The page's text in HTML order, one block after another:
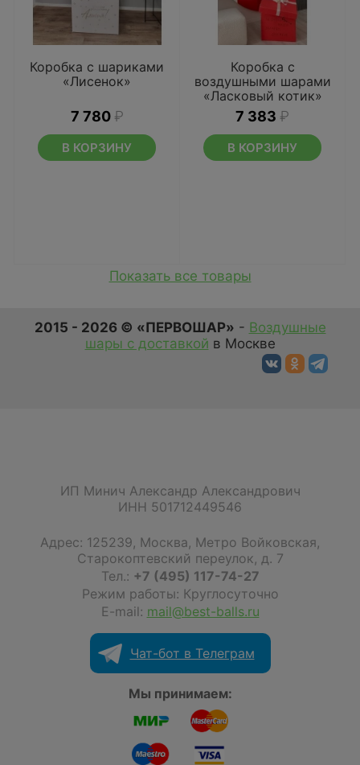
Коробка с шариками
«Лисенок»
7 780 ₽
В КОРЗИНУ
Коробка с
воздушными шарами
«Ласковый котик»
7 383 ₽
В КОРЗИНУ
Показать все товары
2015 - 2026 © «ПЕРВОШАР» - Воздушные
шары с доставкой в Москве
ИП Минич Александр Александрович
ИНН 501712449546
Адрес: 125239, Москва, Метро Войковская,
Старокоптевский переулок, д. 7
Тел.: +7 (495) 117-74-27
Режим работы: Круглосуточно
E-mail: mail@best-balls.ru
Чат-бот в Телеграм
Мы принимаем: